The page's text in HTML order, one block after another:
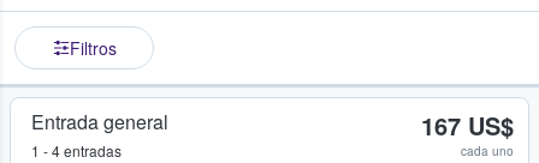
Filtros
Entrada general
1 - 4 entradas
167 US$
cada uno